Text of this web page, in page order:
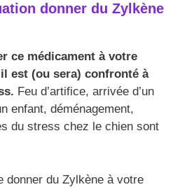
donner du Zylkène
ce médicament à votre
est (ou sera) confronté à
Feu d’artifice, arrivée d’un
enfant, déménagement,
du stress chez le chien sont
donner du Zylkène à votre